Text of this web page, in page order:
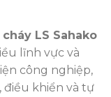
LS Sahako
lĩnh vực và
công nghiệp,
điều khiển và tự